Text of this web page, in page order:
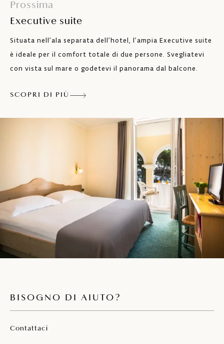
Asciugacapelli
Balcone o terrazza
Prossima
Executive suite
Situata nell’ala separata dell’hotel, l’ampia Executive suite
è ideale per il comfort totale di due persone. Svegliatevi
con vista sul mare o godetevi il panorama dal balcone.
SCOPRI DI PIÙ
BISOGNO DI AIUTO?
Contattaci